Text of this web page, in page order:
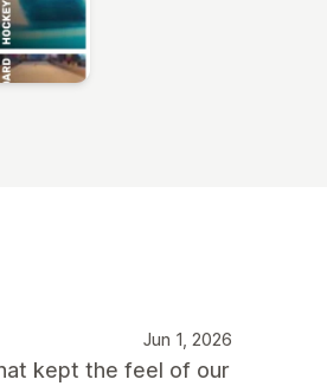
Jun 1, 2026
kept the feel of our